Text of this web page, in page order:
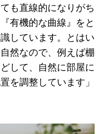
も直線的になりがち
有機的な曲線』をと
しています。とはい
然なので、例えば棚
して、自然に部屋に
を調整しています」